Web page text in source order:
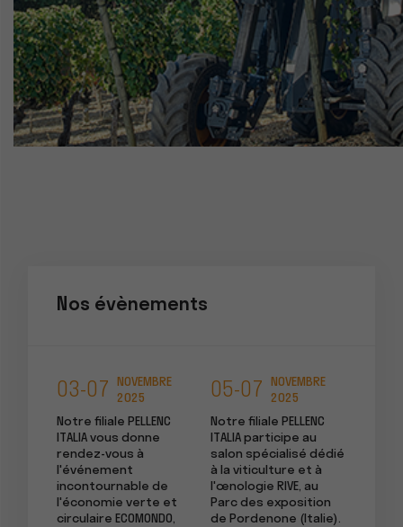
Nos évènements
03-07
NOVEMBRE
2025
Notre filiale PELLENC
ITALIA vous donne
rendez-vous à
l'événement
incontournable de
l'économie verte et
circulaire ECOMONDO,
05-07
NOVEMBRE
2025
Notre filiale PELLENC
ITALIA participe au
salon spécialisé dédié
à la viticulture et à
l'œnologie RIVE, au
Parc des exposition
de Pordenone (Italie).
Notre